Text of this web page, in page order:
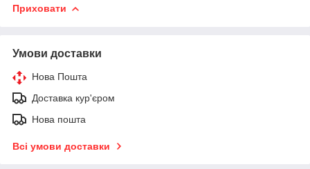
Приховати
Умови доставки
Нова Пошта
Доставка кур'єром
Нова пошта
Всі умови доставки